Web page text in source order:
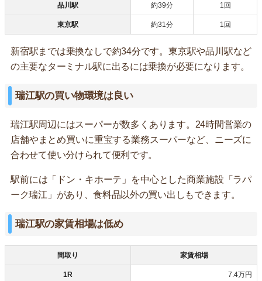
品川駅 約39分 1回
東京駅 約31分 1回
新宿駅までは乗換なしで約34分です。東京駅や品川駅など
の主要なターミナル駅に出るには乗換が必要になります。
瑞江駅の買い物環境は良い
瑞江駅周辺にはスーパーが数多くあります。24時間営業の
店舗やまとめ買いに重宝する業務スーパーなど、ニーズに
合わせて使い分けられて便利です。
駅前には「ドン・キホーテ」を中心とした商業施設「ラパ
ーク瑞江」があり、食料品以外の買い出しもできます。
瑞江駅の家賃相場は低め
間取り 家賃相場
1R 7.4万円